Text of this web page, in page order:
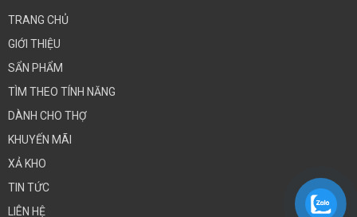
TRANG CHỦ
GIỚI THIỆU
SẨN PHẨM
TÌM THEO TÍNH NĂNG
DÀNH CHO THỢ
KHUYẾN MÃI
XẢ KHO
TIN TỨC
LIÊN HỆ